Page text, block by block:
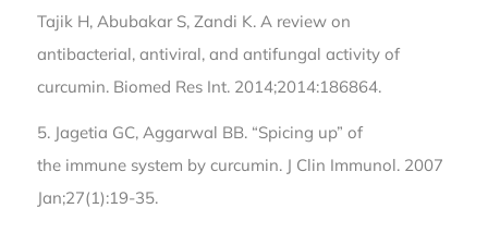
Tajik H, Abubakar S, Zandi K. A review on
antibacterial, antiviral, and antifungal activity of
curcumin. Biomed Res Int. 2014;2014:186864.
5. Jagetia GC, Aggarwal BB. “Spicing up” of
the immune system by curcumin. J Clin Immunol. 2007
Jan;27(1):19-35.